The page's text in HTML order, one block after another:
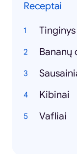
Receptai
Tinginys
Bananų
Kibinai
Vafliai